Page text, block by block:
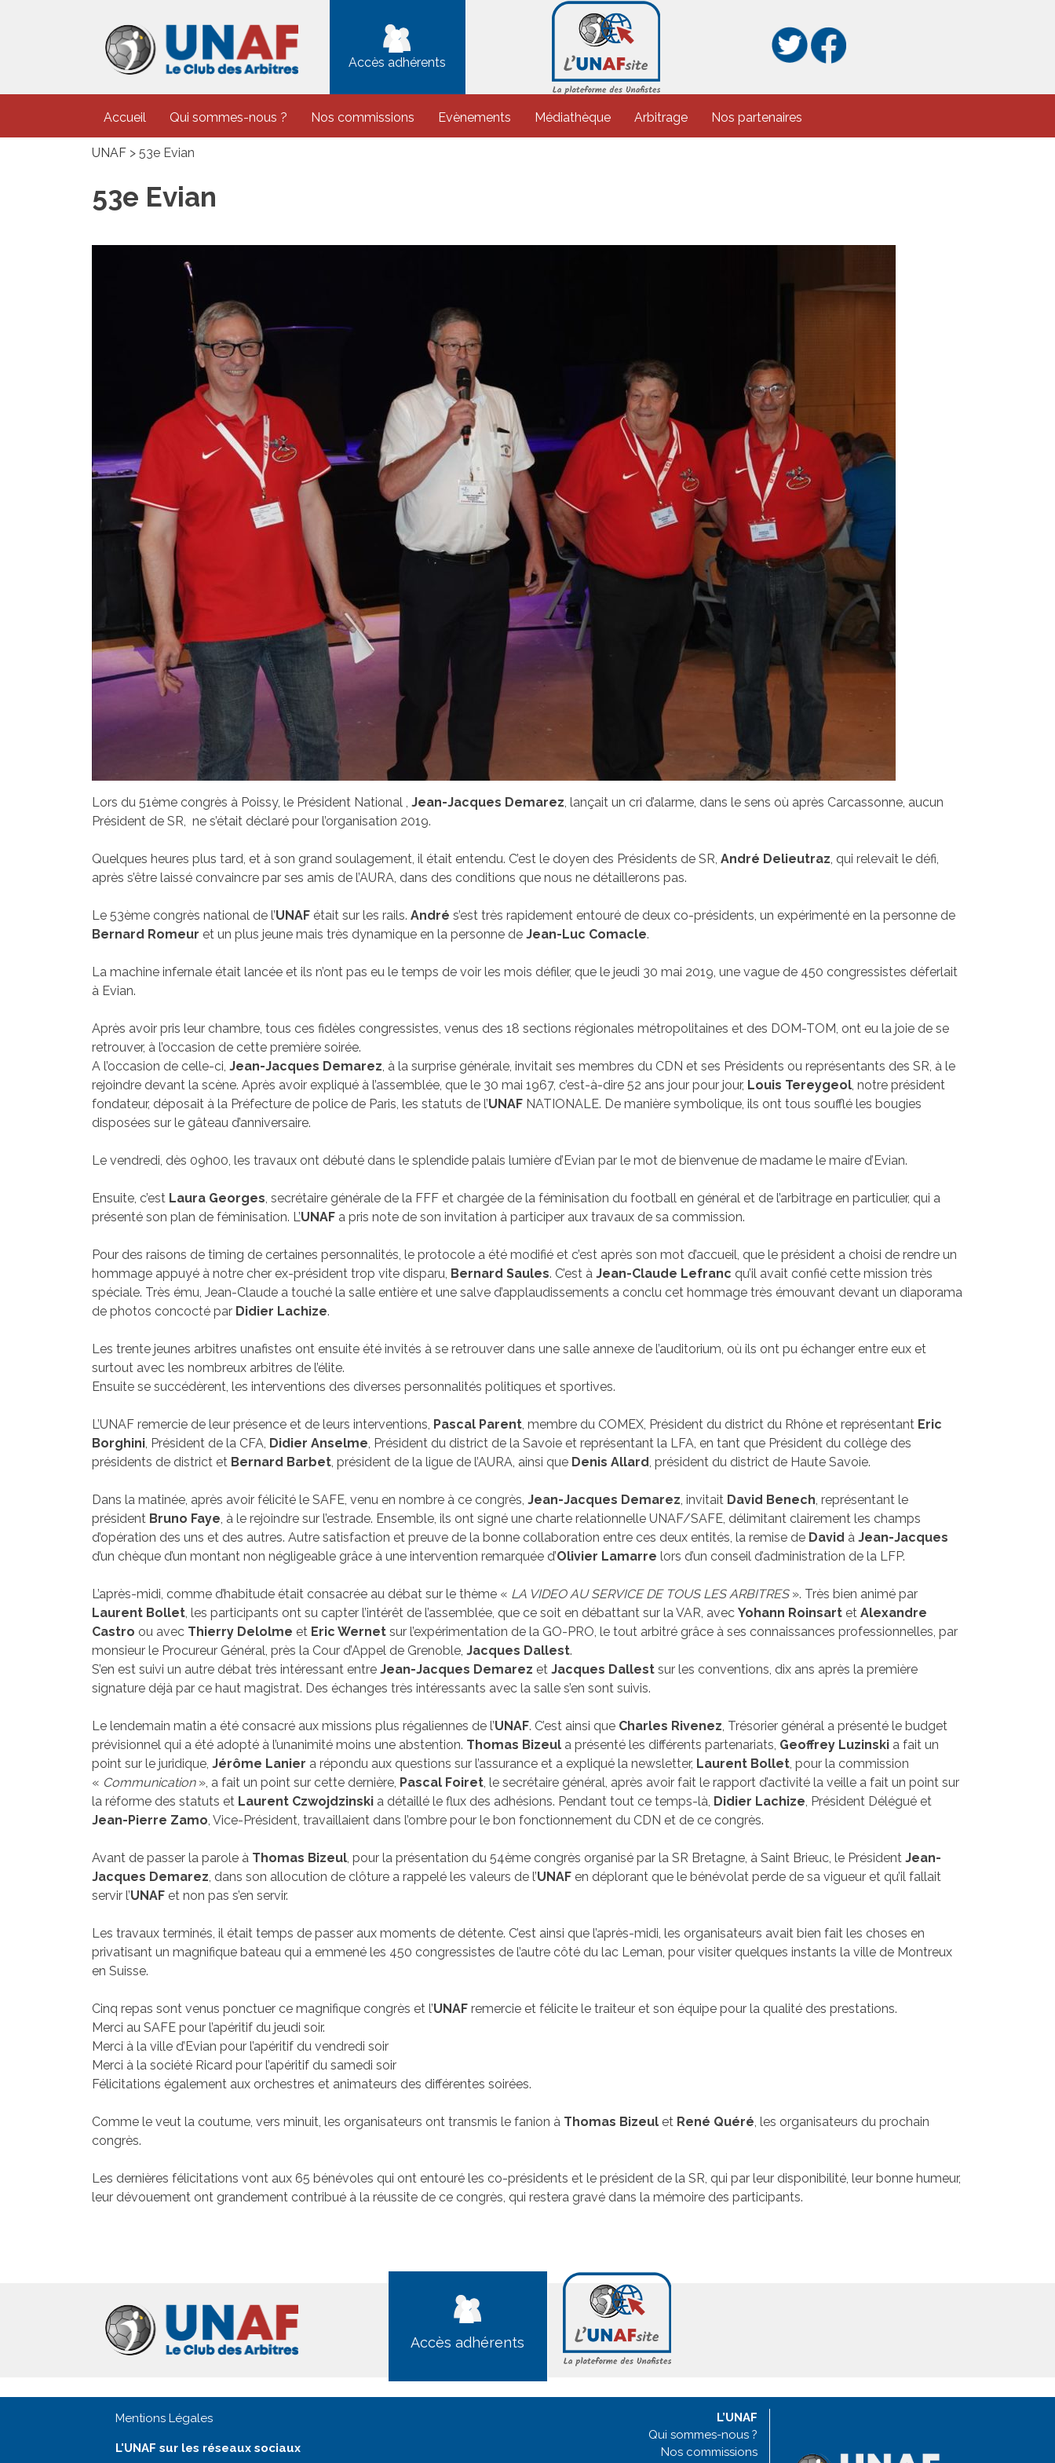
Accès adhérents
Accueil Qui sommes-nous ? Nos commissions Evènements Médiathèque Arbitrage Nos partenaires
UNAF > 53e Evian
53e Evian
Lors du 51ème congrès à Poissy, le Président National , Jean-Jacques Demarez, lançait un cri d’alarme, dans le sens où après Carcassonne, aucun
Président de SR, ne s’était déclaré pour l’organisation 2019.
Quelques heures plus tard, et à son grand soulagement, il était entendu. C’est le doyen des Présidents de SR, André Delieutraz, qui relevait le défi,
après s’être laissé convaincre par ses amis de l’AURA, dans des conditions que nous ne détaillerons pas.
Le 53ème congrès national de l’UNAF était sur les rails. André s’est très rapidement entouré de deux co-présidents, un expérimenté en la personne de
Bernard Romeur et un plus jeune mais très dynamique en la personne de Jean-Luc Comacle.
La machine infernale était lancée et ils n’ont pas eu le temps de voir les mois défiler, que le jeudi 30 mai 2019, une vague de 450 congressistes déferlait
à Evian.
Après avoir pris leur chambre, tous ces fidèles congressistes, venus des 18 sections régionales métropolitaines et des DOM-TOM, ont eu la joie de se
retrouver, à l’occasion de cette première soirée.
A l’occasion de celle-ci, Jean-Jacques Demarez, à la surprise générale, invitait ses membres du CDN et ses Présidents ou représentants des SR, à le
rejoindre devant la scène. Après avoir expliqué à l’assemblée, que le 30 mai 1967, c’est-à-dire 52 ans jour pour jour, Louis Tereygeol, notre président
fondateur, déposait à la Préfecture de police de Paris, les statuts de l’UNAF NATIONALE. De manière symbolique, ils ont tous soufflé les bougies
disposées sur le gâteau d’anniversaire.
Le vendredi, dès 09h00, les travaux ont débuté dans le splendide palais lumière d’Evian par le mot de bienvenue de madame le maire d’Evian.
Ensuite, c’est Laura Georges, secrétaire générale de la FFF et chargée de la féminisation du football en général et de l’arbitrage en particulier, qui a
présenté son plan de féminisation. L’UNAF a pris note de son invitation à participer aux travaux de sa commission.
Pour des raisons de timing de certaines personnalités, le protocole a été modifié et c’est après son mot d’accueil, que le président a choisi de rendre un
hommage appuyé à notre cher ex-président trop vite disparu, Bernard Saules. C’est à Jean-Claude Lefranc qu’il avait confié cette mission très
spéciale. Très ému, Jean-Claude a touché la salle entière et une salve d’applaudissements a conclu cet hommage très émouvant devant un diaporama
de photos concocté par Didier Lachize.
Les trente jeunes arbitres unafistes ont ensuite été invités à se retrouver dans une salle annexe de l’auditorium, où ils ont pu échanger entre eux et
surtout avec les nombreux arbitres de l’élite.
Ensuite se succédèrent, les interventions des diverses personnalités politiques et sportives.
L’UNAF remercie de leur présence et de leurs interventions, Pascal Parent, membre du COMEX, Président du district du Rhône et représentant Eric
Borghini, Président de la CFA, Didier Anselme, Président du district de la Savoie et représentant la LFA, en tant que Président du collège des
présidents de district et Bernard Barbet, président de la ligue de l’AURA, ainsi que Denis Allard, président du district de Haute Savoie.
Dans la matinée, après avoir félicité le SAFE, venu en nombre à ce congrès, Jean-Jacques Demarez, invitait David Benech, représentant le
président Bruno Faye, à le rejoindre sur l’estrade. Ensemble, ils ont signé une charte relationnelle UNAF/SAFE, délimitant clairement les champs
d’opération des uns et des autres. Autre satisfaction et preuve de la bonne collaboration entre ces deux entités, la remise de David à Jean-Jacques
d’un chèque d’un montant non négligeable grâce à une intervention remarquée d’Olivier Lamarre lors d’un conseil d’administration de la LFP.
L’après-midi, comme d’habitude était consacrée au débat sur le thème « LA VIDEO AU SERVICE DE TOUS LES ARBITRES». Très bien animé par
Laurent Bollet, les participants ont su capter l’intérêt de l’assemblée, que ce soit en débattant sur la VAR, avec Yohann Roinsart et Alexandre
Castro ou avec Thierry Delolme et Eric Wernet sur l’expérimentation de la GO-PRO, le tout arbitré grâce à ses connaissances professionnelles, par
monsieur le Procureur Général, près la Cour d’Appel de Grenoble, Jacques Dallest.
S’en est suivi un autre débat très intéressant entre Jean-Jacques Demarez et Jacques Dallest sur les conventions, dix ans après la première
signature déjà par ce haut magistrat. Des échanges très intéressants avec la salle s’en sont suivis.
Le lendemain matin a été consacré aux missions plus régaliennes de l’UNAF. C’est ainsi que Charles Rivenez, Trésorier général a présenté le budget
prévisionnel qui a été adopté à l’unanimité moins une abstention. Thomas Bizeul a présenté les différents partenariats, Geoffrey Luzinski a fait un
point sur le juridique, Jérôme Lanier a répondu aux questions sur l’assurance et a expliqué la newsletter, Laurent Bollet, pour la commission
« Communication», a fait un point sur cette dernière, Pascal Foiret, le secrétaire général, après avoir fait le rapport d’activité la veille a fait un point sur
la réforme des statuts et Laurent Czwojdzinski a détaillé le flux des adhésions. Pendant tout ce temps-là, Didier Lachize, Président Délégué et
Jean-Pierre Zamo, Vice-Président, travaillaient dans l’ombre pour le bon fonctionnement du CDN et de ce congrès.
Avant de passer la parole à Thomas Bizeul, pour la présentation du 54ème congrès organisé par la SR Bretagne, à Saint Brieuc, le Président Jean-
Jacques Demarez, dans son allocution de clôture a rappelé les valeurs de l’UNAF en déplorant que le bénévolat perde de sa vigueur et qu’il fallait
servir l’UNAF et non pas s’en servir.
Les travaux terminés, il était temps de passer aux moments de détente. C’est ainsi que l’après-midi, les organisateurs avait bien fait les choses en
privatisant un magnifique bateau qui a emmené les 450 congressistes de l’autre côté du lac Leman, pour visiter quelques instants la ville de Montreux
en Suisse.
Cinq repas sont venus ponctuer ce magnifique congrès et l’UNAF remercie et félicite le traiteur et son équipe pour la qualité des prestations.
Merci au SAFE pour l’apéritif du jeudi soir.
Merci à la ville d’Evian pour l’apéritif du vendredi soir
Merci à la société Ricard pour l’apéritif du samedi soir
Félicitations également aux orchestres et animateurs des différentes soirées.
Comme le veut la coutume, vers minuit, les organisateurs ont transmis le fanion à Thomas Bizeul et René Quéré, les organisateurs du prochain
congrès.
Les dernières félicitations vont aux 65 bénévoles qui ont entouré les co-présidents et le président de la SR, qui par leur disponibilité, leur bonne humeur,
leur dévouement ont grandement contribué à la réussite de ce congrès, qui restera gravé dans la mémoire des participants.
Accès adhérents
Mentions Légales
L'UNAF sur les réseaux sociaux
L’UNAF
Qui sommes-nous ?
Nos commissions